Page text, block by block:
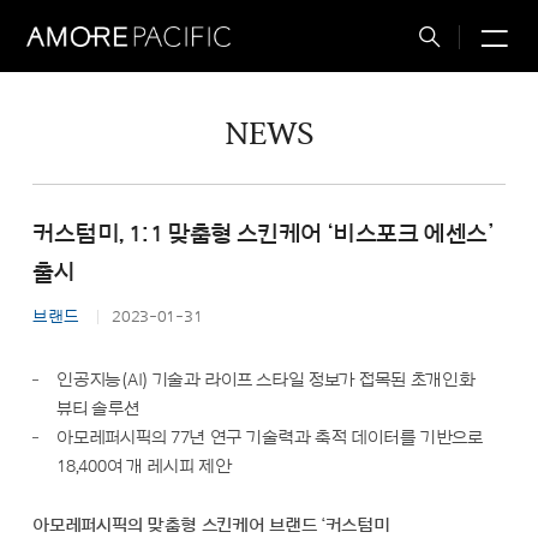
Total
NEWS
커스텀미, 1:1 맞춤형 스킨케어 ‘비스포크 에센스’
출시
브랜드 2023-01-31
인공지능(AI) 기술과 라이프 스타일 정보가 접목된 초개인화
뷰티 솔루션
아모레퍼시픽의 77년 연구 기술력과 축적 데이터를 기반으로
18,400여 개 레시피 제안
아모레퍼시픽의 맞춤형 스킨케어 브랜드 ‘커스텀미